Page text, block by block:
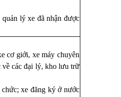
lý xe đã nhận được
cơ giới, xe máy chuyên
về các đại lý, kho lưu trữ
xe đăng ký ở nước